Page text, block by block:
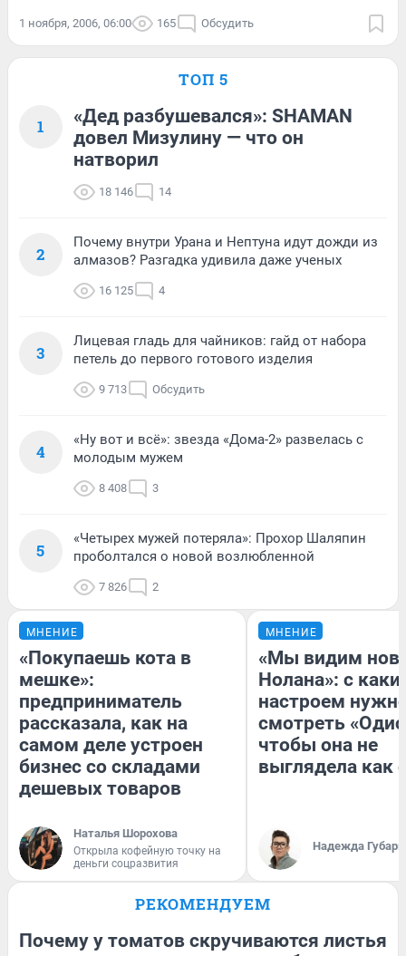
1 ноября, 2006, 06:00 165 Обсудить
ТОП 5
1
«Дед разбушевался»: SHAMAN
довел Мизулину — что он
натворил
18 146 14
2
Почему внутри Урана и Нептуна идут дожди из
алмазов? Разгадка удивила даже ученых
16 125 4
3
Лицевая гладь для чайников: гайд от набора
петель до первого готового изделия
9 713 Обсудить
4
«Ну вот и всё»: звезда «Дома-2» развелась с
молодым мужем
8 408 3
5
«Четырех мужей потеряла»: Прохор Шаляпин
проболтался о новой возлюбленной
7 826 2
МНЕНИЕ
«Покупаешь кота в
мешке»:
предприниматель
рассказала, как на
самом деле устроен
бизнес со складами
дешевых товаров
Наталья Шорохова
Открыла кофейную точку на
деньги соцразвития
МНЕНИЕ
«Мы видим
Нолана»: с
настроем
смотреть
чтобы она не
выглядела как
Надежда Губарь
РЕКОМЕНДУЕМ
Почему у томатов скручиваются листья